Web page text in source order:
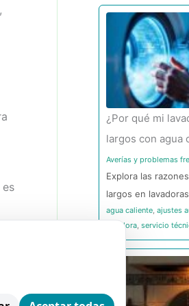
,
¿Por qué mi
largos con agua
Averías y problemas
Explora las
largos en
agua caliente, ajustes
lavadora, servicio